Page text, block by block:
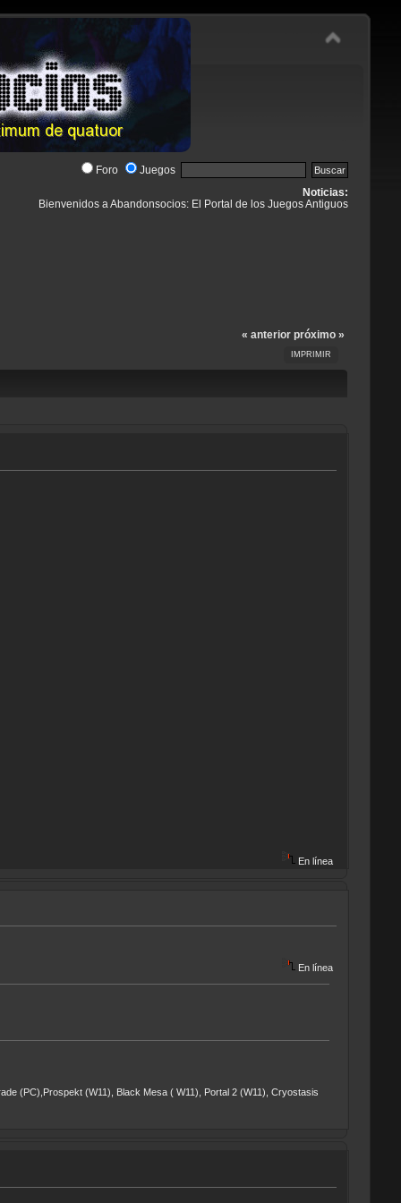
Foro Juegos
Noticias:
Bienvenidos a Abandonsocios: El Portal de los Juegos Antiguos
« anterior próximo »
IMPRIMIR
En línea
En línea
(PC),Prospekt (W11), Black Mesa ( W11), Portal 2 (W11), Cryostasis